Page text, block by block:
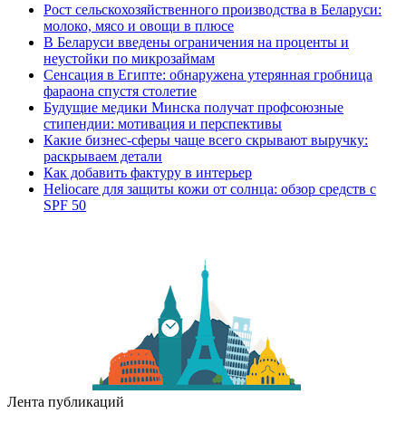
Рост сельскохозяйственного производства в Беларуси:
молоко, мясо и овощи в плюсе
В Беларуси введены ограничения на проценты и
неустойки по микрозаймам
Сенсация в Египте: обнаружена утерянная гробница
фараона спустя столетие
Будущие медики Минска получат профсоюзные
стипендии: мотивация и перспективы
Какие бизнес-сферы чаще всего скрывают выручку:
раскрываем детали
Как добавить фактуру в интерьер
Heliocare для защиты кожи от солнца: обзор средств с
SPF 50
Лента публикаций